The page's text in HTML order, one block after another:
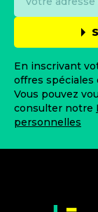
En inscrivant
offres spéciales
Vous pouvez
consulter notre
personnelles